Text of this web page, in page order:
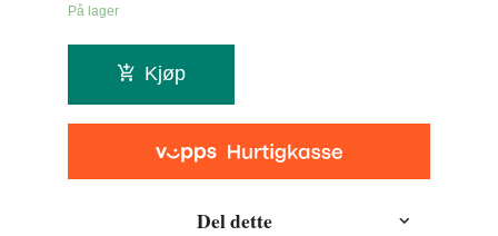
På lager
Kjøp
Del dette